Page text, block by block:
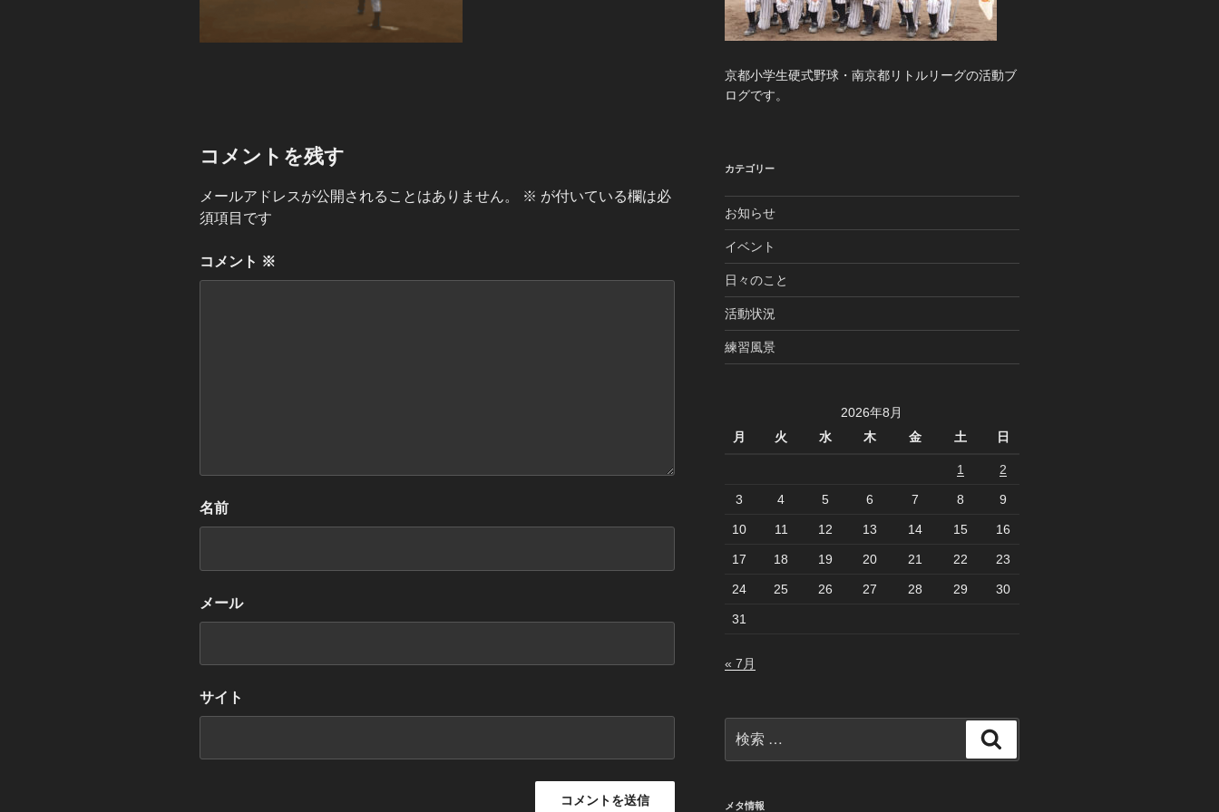
コメントを残す
メールアドレスが公開されることはありません。 ※ が付いている欄は必
須項目です
コメント ※
名前
メール
サイト
京都小学生硬式野球・南京都リトルリーグの活動ブ
ログです。
カテゴリー
お知らせ
イベント
日々のこと
活動状況
練習風景
2026年8月
月
火 水 木 金 土 日
1 2
3 4 5 6 7 8 9
10 11 12 13 14 15 16
17 18 19 20 21 22 23
24 25 26 27 28 29 30
31
« 7月
索:
索
メタ情報